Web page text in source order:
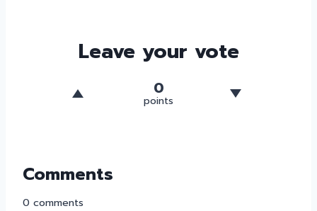
Leave your vote
0
points
Comments
0 comments